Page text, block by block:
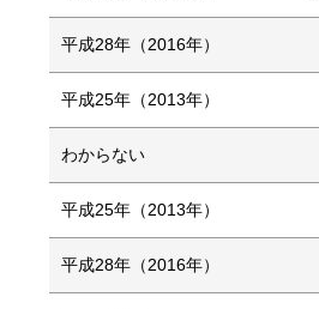
平成28年（2016年）
平成25年（2013年）
わからない
平成25年（2013年）
平成28年（2016年）